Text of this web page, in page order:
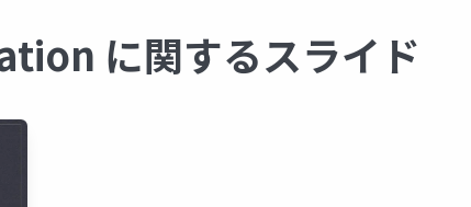
に関するスライド